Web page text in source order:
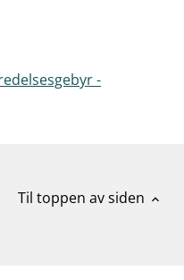
-
Til toppen av siden expand_less